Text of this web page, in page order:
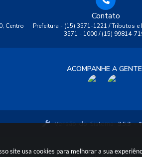
site usa cookies para melhorar a sua
Centro
Contato
Prefeitura - (15) 3571-1221 / Tributos e
3571 - 1000 / (15) 99814-
ACOMPANHE A
Versão do Sistema:3.5.3 -